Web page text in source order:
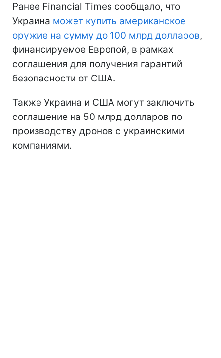
Ранее Financial Times сообщало, что
Украина может купить американское
оружие на сумму до 100 млрд долларов,
финансируемое Европой, в рамках
соглашения для получения гарантий
безопасности от США.
Также Украина и США могут заключить
соглашение на 50 млрд долларов по
производству дронов с украинскими
компаниями.